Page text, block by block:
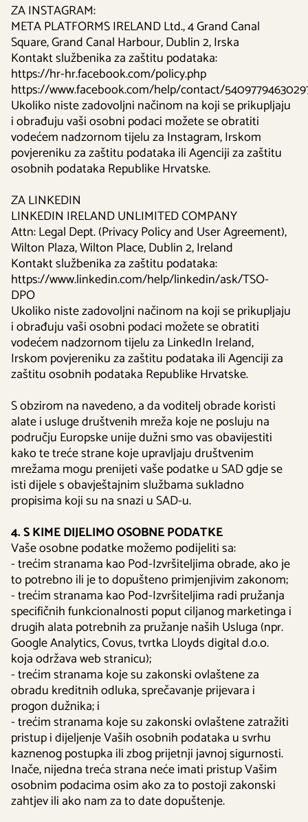
ZA INSTAGRAM:
META PLATFORMS IRELAND Ltd., 4 Grand Canal
Square, Grand Canal Harbour, Dublin 2, Irska
Kontakt službenika za zaštitu podataka:
https://hr-hr.facebook.com/policy.php
https://www.facebook.com/help/contact/
Ukoliko niste zadovoljni načinom na koji se prikupljaju
i obrađuju vaši osobni podaci možete se obratiti
vodećem nadzornom tijelu za Instagram, Irskom
povjereniku za zaštitu podataka ili Agenciji za zaštitu
osobnih podataka Republike Hrvatske.
ZA LINKEDIN
LINKEDIN IRELAND UNLIMITED COMPANY
Attn: Legal Dept. (Privacy Policy and User Agreement),
Wilton Plaza, Wilton Place, Dublin 2, Ireland
Kontakt službenika za zaštitu podataka:
https://www.linkedin.com/help/linkedin/ask/TSO-
DPO
Ukoliko niste zadovoljni načinom na koji se prikupljaju
i obrađuju vaši osobni podaci možete se obratiti
vodećem nadzornom tijelu za LinkedIn Ireland,
Irskom povjereniku za zaštitu podataka ili Agenciji za
zaštitu osobnih podataka Republike Hrvatske.
S obzirom na navedeno, a da voditelj obrade koristi
alate i usluge društvenih mreža koje ne posluju na
području Europske unije dužni smo vas obavijestiti
kako te treće strane koje upravljaju društvenim
mrežama mogu prenijeti vaše podatke u SAD gdje se
isti dijele s obavještajnim službama sukladno
propisima koji su na snazi u SAD-u.
4. S KIME DIJELIMO OSOBNE PODATKE
Vaše osobne podatke možemo podijeliti sa:
- trećim stranama kao Pod-Izvršiteljima obrade, ako je
to potrebno ili je to dopušteno primjenjivim zakonom;
- trećim stranama kao Pod-Izvršiteljima radi pružanja
specifičnih funkcionalnosti poput ciljanog marketinga i
drugih alata potrebnih za pružanje naših Usluga (npr.
Google Analytics, Covus, tvrtka Lloyds digital d.o.o.
koja održava web stranicu);
- trećim stranama koje su zakonski ovlaštene za
obradu kreditnih odluka, sprečavanje prijevara i
progon dužnika; i
- trećim stranama koje su zakonski ovlaštene zatražiti
pristup i dijeljenje Vaših osobnih podataka u svrhu
kaznenog postupka ili zbog prijetnji javnoj sigurnosti.
Inače, nijedna treća strana neće imati pristup Vašim
osobnim podacima osim ako za to postoji zakonski
zahtjev ili ako nam za to date dopuštenje.